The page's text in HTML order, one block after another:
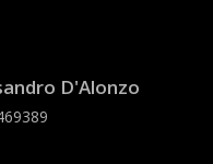
D'Alonzo